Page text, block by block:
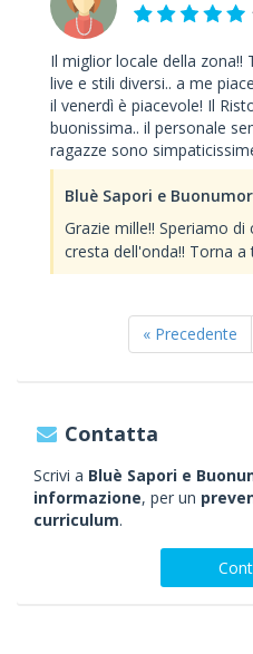
Il miglior locale della zona!!
live e stili diversi.. a me
il venerdì è piacevole! Il
buonissima.. il personale
ragazze sono
Bluè Sapori e
Grazie mille!! Speriamo
cresta dell'onda!! Torna a
« Precedente
Contatta
Scrivi a Bluè Sapori e
informazione, per un
curriculum.